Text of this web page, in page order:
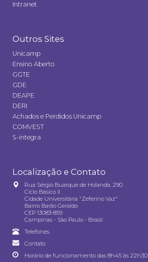
Intranet
Outros Sites
Unicamp
Ensino Aberto
GGTE
GDE
DEAPE
DERI
Achados e Perdidos Unicamp
COMVEST
S-integra
Localização e Contato
Rua Sérgio Buarque de Holanda, 290
Ciclo Básico II
Cidade Universitária "Zeferino Vaz"
Bairro Barão Geraldo
CEP 13083-859
Campinas - São Paulo - Brasil
Telefones
Contato
Horário de funcionamento das 8h45 às 22h30